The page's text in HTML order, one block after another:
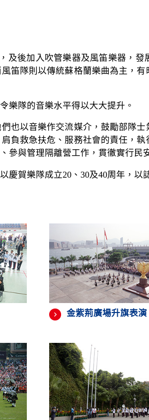
及後加入吹管樂器及風笛樂器，
笛隊則以傳統蘇格蘭樂曲為主，
樂隊的音樂水平得以大大提升。
也以音樂作交流媒介，鼓勵部隊
負救急扶危、服務社會的責任，
參與管理隔離營工作，貫徹實行民
慶賀樂隊成立20、30及40周年，以
金紫荊廣場升旗表演